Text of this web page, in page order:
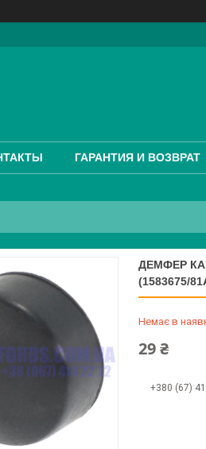
ГАРАНТИЯ И ВОЗВРАТ
ДЕМФЕР
(1583675/
Немає в
29 ₴
+380 (67)